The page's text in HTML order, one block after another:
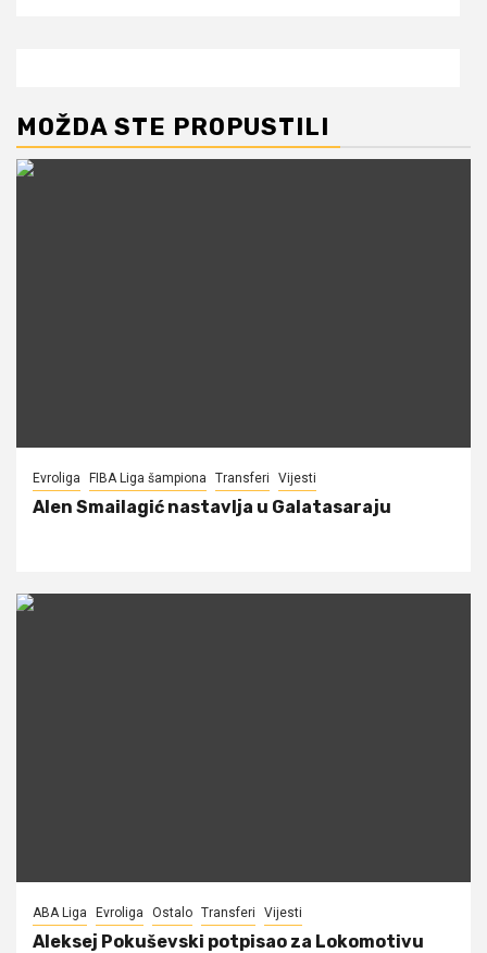
MOŽDA STE PROPUSTILI
Evroliga FIBA Liga šampiona Transferi Vijesti
Alen Smailagić nastavlja u Galatasaraju
ABA Liga Evroliga Ostalo Transferi Vijesti
Aleksej Pokuševski potpisao za Lokomotivu